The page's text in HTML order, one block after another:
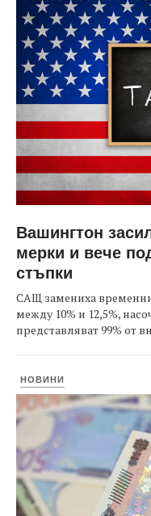
Вашингтон
мерки и вече
стъпки
САЩ замениха
между 10% и 12,5%,
представляват 99% от
НОВИНИ